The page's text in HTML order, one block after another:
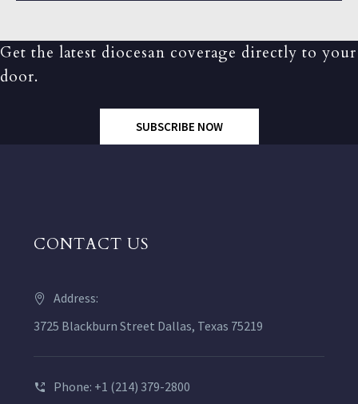
Get the latest diocesan coverage directly to your
door.
SUBSCRIBE NOW
CONTACT US
Address:
3725 Blackburn Street Dallas, Texas 75219
Phone: +1 (214) 379-2800